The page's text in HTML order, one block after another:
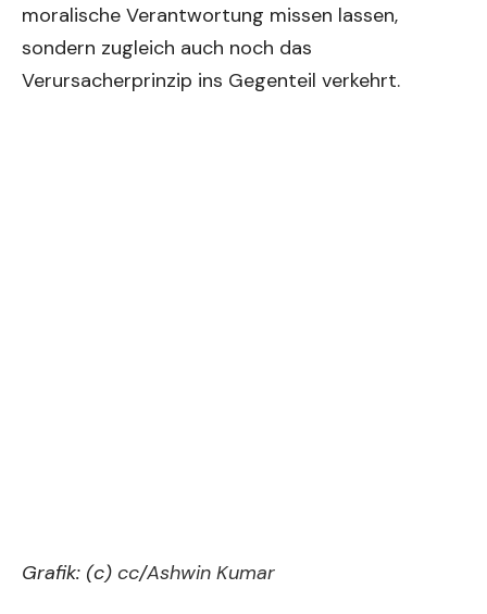
moralische Verantwortung missen lassen,
sondern zugleich auch noch das
Verursacherprinzip ins Gegenteil verkehrt.
Grafik: (c) cc/Ashwin Kumar